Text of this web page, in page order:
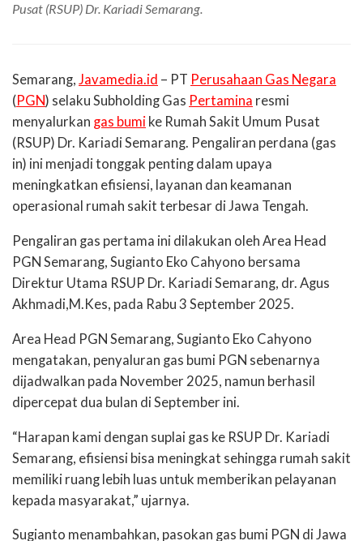
Pusat (RSUP) Dr. Kariadi Semarang.
Semarang, Javamedia.id – PT Perusahaan Gas Negara
(PGN) selaku Subholding Gas Pertamina resmi
menyalurkan gas bumi ke Rumah Sakit Umum Pusat
(RSUP) Dr. Kariadi Semarang. Pengaliran perdana (gas
in) ini menjadi tonggak penting dalam upaya
meningkatkan efisiensi, layanan dan keamanan
operasional rumah sakit terbesar di Jawa Tengah.
Pengaliran gas pertama ini dilakukan oleh Area Head
PGN Semarang, Sugianto Eko Cahyono bersama
Direktur Utama RSUP Dr. Kariadi Semarang, dr. Agus
Akhmadi,M.Kes, pada Rabu 3 September 2025.
Area Head PGN Semarang, Sugianto Eko Cahyono
mengatakan, penyaluran gas bumi PGN sebenarnya
dijadwalkan pada November 2025, namun berhasil
dipercepat dua bulan di September ini.
“Harapan kami dengan suplai gas ke RSUP Dr. Kariadi
Semarang, efisiensi bisa meningkat sehingga rumah sakit
memiliki ruang lebih luas untuk memberikan pelayanan
kepada masyarakat,” ujarnya.
Sugianto menambahkan, pasokan gas bumi PGN di Jawa